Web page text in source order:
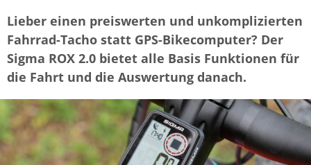
Lieber einen preiswerten und unkomplizierten
Fahrrad-Tacho statt GPS-Bikecomputer? Der
Sigma ROX 2.0 bietet alle Basis Funktionen für
die Fahrt und die Auswertung danach.